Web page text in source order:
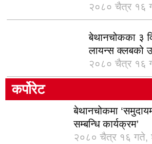
२०८० चैत्र १६
बेथानचोकका ३
लायन्स क्लबको
२०८० चैत्र १६
कर्पोरेट
बेथानचोकमा
सम्बन्धि कार्यक्रम’
२०८० चैत्र १६ गते,